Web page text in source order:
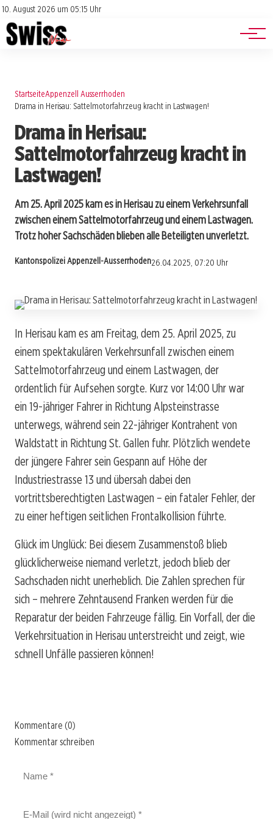
10. August 2026 um 05:15 Uhr
Impressum
Datenschutz
Jobs
Events
StartseiteAppenzell Ausserrhoden
Drama in Herisau: Sattelmotorfahrzeug kracht in Lastwagen!
Drama in Herisau:
Sattelmotorfahrzeug kracht in
Lastwagen!
Am 25. April 2025 kam es in Herisau zu einem Verkehrsunfall
zwischen einem Sattelmotorfahrzeug und einem Lastwagen.
Trotz hoher Sachschäden blieben alle Beteiligten unverletzt.
Kantonspolizei Appenzell-Ausserrhoden26.04.2025, 07:20 Uhr
In Herisau kam es am Freitag, dem 25. April 2025, zu
einem spektakulären Verkehrsunfall zwischen einem
Sattelmotorfahrzeug und einem Lastwagen, der
ordentlich für Aufsehen sorgte. Kurz vor 14:00 Uhr war
ein 19-jähriger Fahrer in Richtung Alpsteinstrasse
unterwegs, während sein 22-jähriger Kontrahent von
Waldstatt in Richtung St. Gallen fuhr. Plötzlich wendete
der jüngere Fahrer sein Gespann auf Höhe der
Industriestrasse 13 und übersah dabei den
vortrittsberechtigten Lastwagen – ein fataler Fehler, der
zu einer heftigen seitlichen Frontalkollision führte.
Glück im Unglück: Bei diesem Zusammenstoß blieb
glücklicherweise niemand verletzt, jedoch blieb der
Sachschaden nicht unerheblich. Die Zahlen sprechen für
sich – mehrere Zehntausend Franken werden für die
Reparatur der beiden Fahrzeuge fällig. Ein Vorfall, der die
Verkehrsituation in Herisau unterstreicht und zeigt, wie
schnell Unfälle passieren können!
Kommentare (0)
Kommentar schreiben